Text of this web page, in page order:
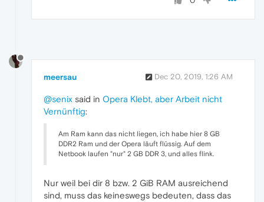
meersau Dec 20, 2019, 1:26 AM
@senix said in Opera Klebt, aber Arbeit nicht
Vernünftig:
Am Ram kann das nicht liegen, ich habe hier 8 GB
DDR2 Ram und der Opera läuft flüssig. Auf dem
Netbook laufen "nur" 2 GB DDR 3, und alles flink.
Nur weil bei dir 8 bzw. 2 GiB RAM ausreichend
sind, muss das keineswegs bedeuten, dass das